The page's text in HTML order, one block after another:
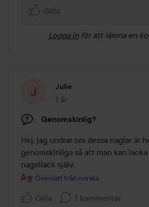
Gilla
Logga in för att lämna en
Julie
1 år
Inlägget skapades 1 år
Genomskinlig?
Hej, jag undrar om dessa naglar är
genomskinliga så att man kan
nagellack själv.
Översatt från norska
Gilla 1 kommentar